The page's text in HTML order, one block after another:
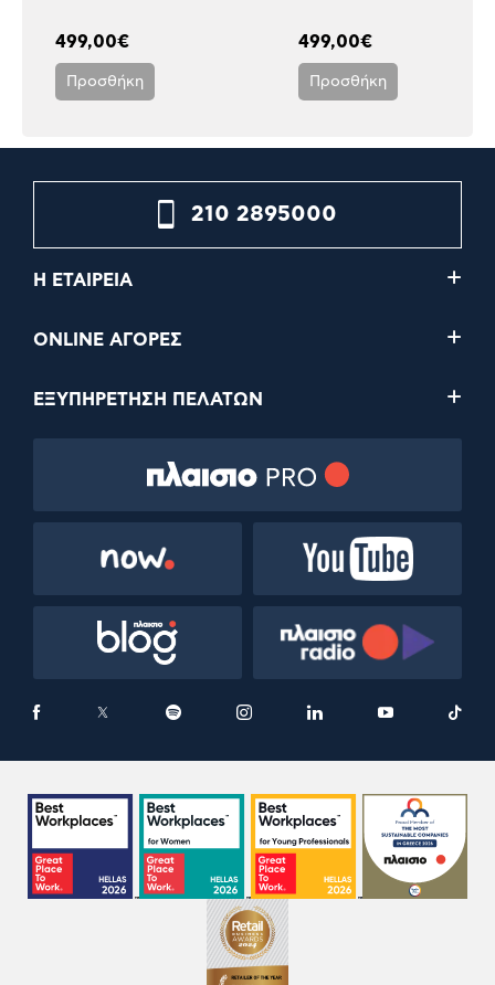
499,00€
Προσθήκη
499,00€
Προσθήκη
210 2895000
Η ΕΤΑΙΡΕΙΑ
ONLINE ΑΓΟΡΕΣ
ΕΞΥΠΗΡΕΤΗΣΗ ΠΕΛΑΤΩΝ